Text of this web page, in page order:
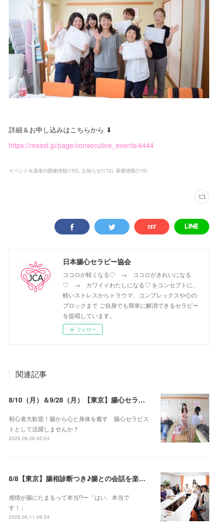
詳細＆お申し込みはこちらから ⬇
https://resast.jp/page/consecutive_events/4444
イベント＆講座の開催情報(155) お知らせ(172) 新着情報(110)
日本腸心セラピー協会
ココロが軽くなる♡ → ココロがきれいになる
♡ → カワイイわたしになる♡ をコンセプトに、
軽いストレスからトラウマ、コンプレックスや心の
ブロックまで ご自身でも簡単に解消できるセラピー
を提唱しています。
フォロー
関連記事
8/10（月）＆9/28（月）【東京】腸心セラピスト養成コース《２日間コース》開講決定
初心者大歓迎！腸から心と身体を癒す 腸心セラピス
トとして活躍しませんか？
2026.06.26 02:24
8/8【東京】腸相診断つき♪腸との会話を楽しむ♡腸心セラピー♪お試し体験会
感情が腸にたまるって本当⁉️ー「はい、本当で
す！」
2026.06.11 06:54